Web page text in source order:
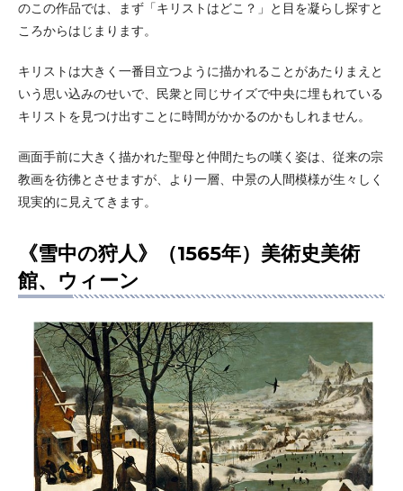
のこの作品では、まず「キリストはどこ？」と目を凝らし探すと
ころからはじまります。
キリストは大きく一番目立つように描かれることがあたりまえと
いう思い込みのせいで、民衆と同じサイズで中央に埋もれている
キリストを見つけ出すことに時間がかかるのかもしれません。
画面手前に大きく描かれた聖母と仲間たちの嘆く姿は、従来の宗
教画を彷彿とさせますが、より一層、中景の人間模様が生々しく
現実的に見えてきます。
《雪中の狩人》（1565年）美術史美術
館、ウィーン